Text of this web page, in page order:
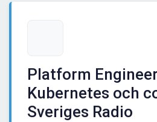
Platform
Kubernetes och
Sveriges Radio